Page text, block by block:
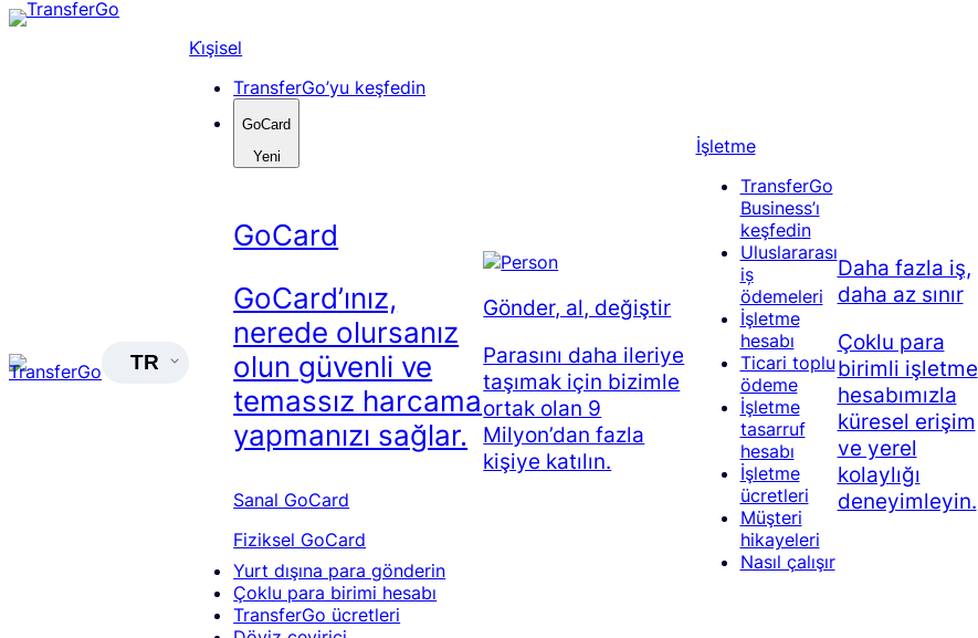
Skip
TR
Ki̇şisel
TransferGo’yu keşfedin
GoCard
Yeni
GoCard
GoCard’ınız,
nerede olursanız
olun güvenli ve
temassız harcama
yapmanızı sağlar.
Sanal GoCard
Fiziksel GoCard
Yurt dışına para gönderin
Çoklu para birimi hesabı
TransferGo ücretleri
Gönder, al, değiştir
Parasını daha ileriye
taşımak için bizimle
ortak olan 9
Milyon’dan fazla
kişiye katılın.
İşletme
TransferGo
Business’ı
keşfedin
Uluslararası
iș
ödemeleri
İşletme
hesabı
Ticari toplu
ödeme
İşletme
tasarruf
hesabı
İşletme
ücretleri
Müşteri
hikayeleri
Nasıl çalışır
Daha fazla iş,
daha az sınır
Çoklu para
birimli işletme
hesabımızla
küresel erişim
ve yerel
kolaylığı
deneyimleyin.